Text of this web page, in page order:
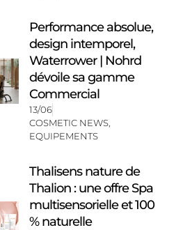
Performance absolue,
design intemporel,
Waterrower | Nohrd
dévoile sa gamme
Commercial
13/06
COSMETIC NEWS
EQUIPEMENTS
Thalisens nature de
Thalion : une offre Spa
multisensorielle et 100
% naturelle